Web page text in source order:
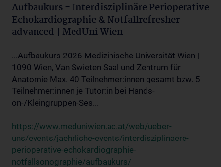
Aufbaukurs - Interdisziplinäre Perioperative
Echokardiographie & Notfallrefresher
advanced | MedUni Wien
...Aufbaukurs 2026 Medizinische Universität Wien |
1090 Wien, Van Swieten Saal und Zentrum für
Anatomie Max. 40 Teilnehmer:innen gesamt bzw. 5
Teilnehmer:innen je Tutor:in bei Hands-
on-/Kleingruppen-Ses...
https://www.meduniwien.ac.at/web/ueber-
uns/events/jaehrliche-events/interdisziplinaere-
perioperative-echokardiographie-
notfallsonographie/aufbaukurs/